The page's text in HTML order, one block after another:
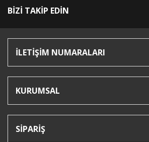
BİZİ TAKİP EDİN
İLETİŞİM NUMARALARI
KURUMSAL
SİPARİŞ